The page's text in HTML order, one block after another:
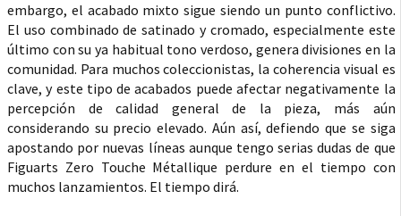
embargo, el acabado mixto sigue siendo un punto conflictivo.
El uso combinado de satinado y cromado, especialmente este
último con su ya habitual tono verdoso, genera divisiones en la
comunidad. Para muchos coleccionistas, la coherencia visual es
clave, y este tipo de acabados puede afectar negativamente la
percepción de calidad general de la pieza, más aún
considerando su precio elevado. Aún así, defiendo que se siga
apostando por nuevas líneas aunque tengo serias dudas de que
Figuarts Zero Touche Métallique perdure en el tiempo con
muchos lanzamientos. El tiempo dirá.